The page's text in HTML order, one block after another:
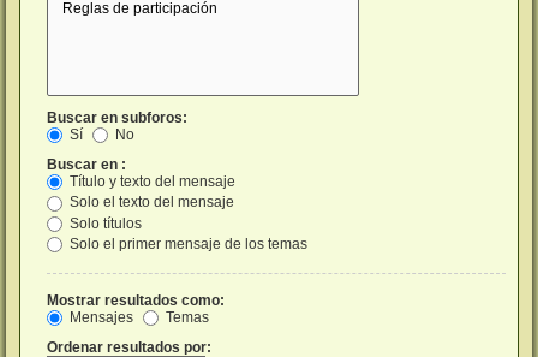
Buscar en subforos:
Sí
No
Buscar en :
Título y texto del mensaje
Solo el texto del mensaje
Solo títulos
Solo el primer mensaje de los temas
Mostrar resultados como:
Mensajes
Temas
Ordenar resultados por: